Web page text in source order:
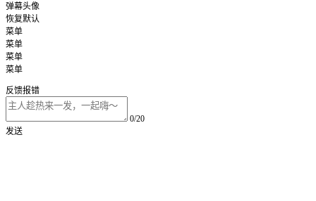
弹幕头像
恢复默认
菜单
菜单
菜单
菜单
反馈报错
0/20
发送